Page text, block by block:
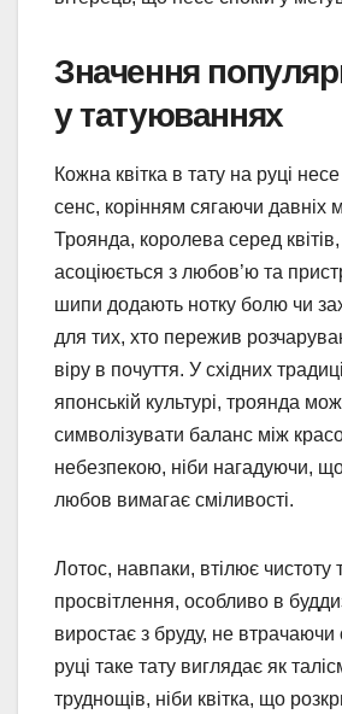
Значення
у татуюваннях
Кожна квітка в тату на руці
сенс, корінням сягаючи давніх
Троянда, королева серед
асоціюється з любов’ю та
шипи додають нотку болю чи
для тих, хто пережив
віру в почуття. У східних
японській культурі, троянда
символізувати баланс між
небезпекою, ніби нагадуючи,
любов вимагає сміливості.
Лотос, навпаки, втілює чистоту
просвітлення, особливо в
виростає з бруду, не втрачаючи
руці таке тату виглядає як
труднощів, ніби квітка, що